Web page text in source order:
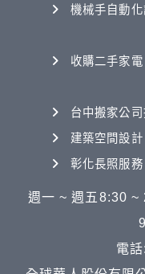
機械手自動化
收購二手家電
台中搬家公
建築空間設計
彰化長照服務
週一 ~ 週五8:30 ~
電